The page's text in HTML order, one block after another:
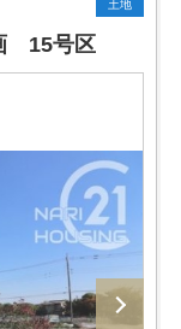
土地
15号区